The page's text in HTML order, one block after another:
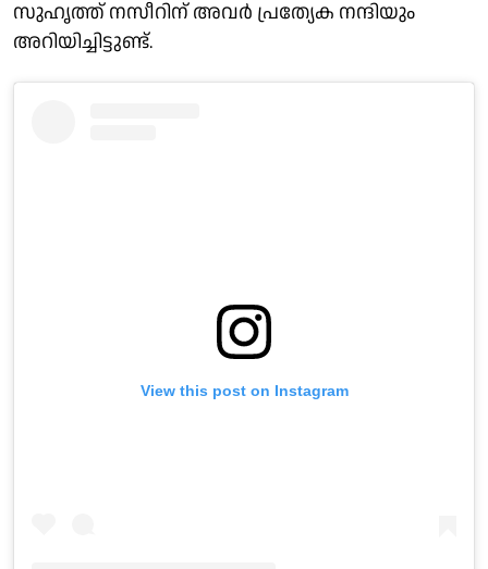
സുഹൃത്ത് നസീറിന് അവർ പ്രത്യേക നന്ദിയും
അറിയിച്ചിട്ടുണ്ട്.
View this post on Instagram